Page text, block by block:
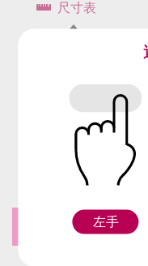
尺寸表
#小矮人 #白雪公主
#森林
推薦商品左手